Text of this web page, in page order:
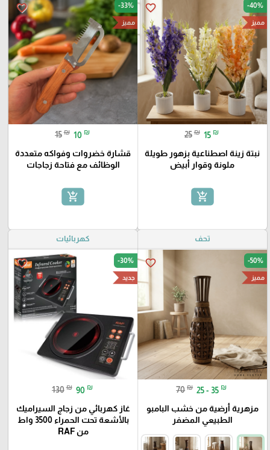
favorite_border -40%
مميز
25 ₪ 15 ₪
نبتة زينة اصطناعية بزهور طويلة
ملونة وقوار أبيض
add_shopping_cart
favorite_border -33%
مميز
15 ₪ 10 ₪
قشارة خضروات وفواكه متعددة
الوظائف مع فتاحة زجاجات
add_shopping_cart
تحف
favorite_border -50%
مميز
70 ₪ 25 - 35 ₪
مزهرية أرضية من خشب البامبو
الطبيعي المضفر
كهربائيات
favorite_border -30%
جديد
130 ₪ 90 ₪
غاز كهربائي من زجاج السيراميك
بالأشعة تحت الحمراء 3500 واط
من RAF